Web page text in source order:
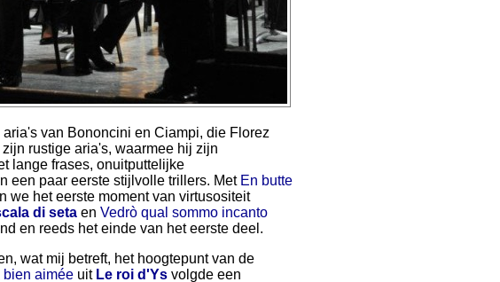
van Bononcini en Ciampi, die Florez
rustige aria's, waarmee hij zijn
lange frases, onuitputtelijke
een paar eerste stijlvolle trillers. Met En butte
we het eerste moment van virtusositeit
di seta en Vedrò qual sommo incanto
en reeds het einde van het eerste deel.
wat mij betreft, het hoogtepunt van de
bien aimée uit Le roi d'Ys volgde een